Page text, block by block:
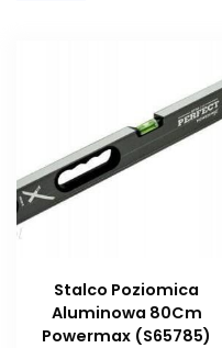
Stalco Poziomica
Aluminowa 80Cm
Powermax (S65785)